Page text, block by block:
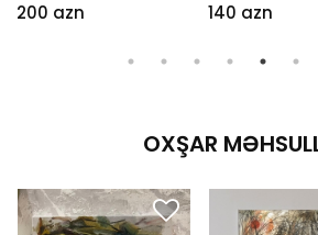
200 azn
140 azn
OXŞAR